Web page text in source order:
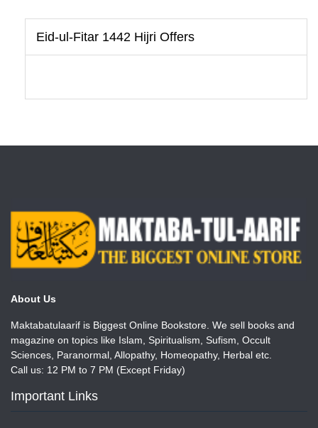
Eid-ul-Fitar 1442 Hijri Offers
About Us
Maktabatulaarif is Biggest Online Bookstore. We sell books and
magazine on topics like Islam, Spiritualism, Sufism, Occult
Sciences, Paranormal, Allopathy, Homeopathy, Herbal etc.
Call us: 12 PM to 7 PM (Except Friday)
Important Links